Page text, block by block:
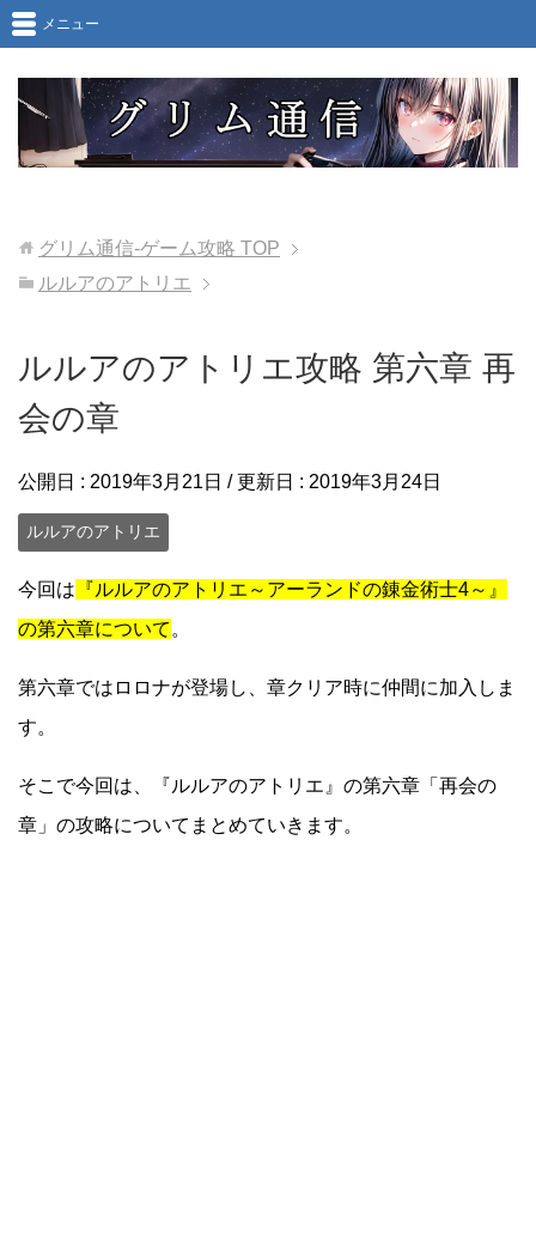
メニュー
グリム通信-ゲーム攻略 TOP
ルルアのアトリエ
ルルアのアトリエ攻略 第六章 再
会の章
公開日 : 2019年3月21日 / 更新日 : 2019年3月24日
ルルアのアトリエ
今回は 『ルルアのアトリエ～アーランドの錬金術士4～』
の第六章について 。
第六章ではロロナが登場し、章クリア時に仲間に加入しま
す。
そこで今回は、『ルルアのアトリエ』の第六章「再会の
章」の攻略についてまとめていきます。